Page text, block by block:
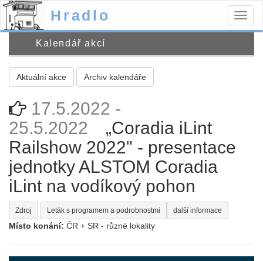
Hradlo
Kalendář akcí
Aktuální akce Archiv kalendáře
17.5.2022 -
25.5.2022
„Coradia iLint
Railshow 2022" - presentace
jednotky ALSTOM Coradia
iLint na vodíkový pohon
Zdroj Leták s programem a podrobnostmi další informace
Místo konání: ČR + SR - různé lokality